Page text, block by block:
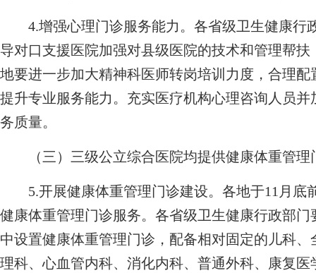
4.增强心理门诊服务能力。各省级卫生健康行
导对口支援医院加强对县级医院的技术和管理帮
地要进一步加大精神科医师转岗培训力度，合理
提升专业服务能力。充实医疗机构心理咨询人员
务质量。
（三）三级公立综合医院均提供健康体重管理
5.开展健康体重管理门诊建设。各地于11月底
健康体重管理门诊服务。各省级卫生健康行政部
中设置健康体重管理门诊，配备相对固定的儿科
理科、心血管内科、消化内科、普通外科、康复